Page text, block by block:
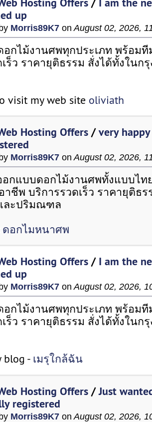
up
Morris89K7 on August 02, 2026,
อกไม้งานศพทุกประเภท พร้อม
ร็ว ราคายุติธรรม สั่งได้ทั้งในก
visit my web site oliviath
Hosting Offers /very
Morris89K7 on August 02, 2026,
อกแบบดอกไม้งานศพทั้งแบบไท
ชีพ บริการรวดเร็ว ราคายุติธร
ละปริมณฑล
ดอกไมหนาศพ
Hosting Offers / I am the
up
Morris89K7 onAugust 02, 2026,
อกไม้งานศพทุกประเภท พร้อม
ร็ว ราคายุติธรรม สั่งได้ทั้งในก
blog - เมรุใกล้ฉัน
Hosting Offers /Just
registered
Morris89K7 on August 02, 2026,